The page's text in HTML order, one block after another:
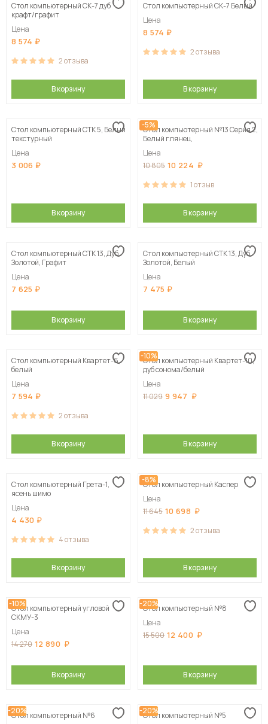
Стол компьютерный СК-7 дуб
крафт/графит
Цена
8 574
2отзыва
В корзину
Стол компьютерный СК-7 Белый
Цена
8 574
2отзыва
В корзину
Стол компьютерный СТК 5, Белый
текстурный
Цена
3 006
В корзину
-5%
Стол компьютерный №13 Серия 2,
Белый глянец
Цена
10 805 10 224
1отзыв
В корзину
Стол компьютерный СТК 13, Дуб
Золотой, Графит
Цена
7 625
В корзину
Стол компьютерный СТК 13, Дуб
Золотой, Белый
Цена
7 475
В корзину
Стол компьютерный Квартет-6,
белый
Цена
7 594
2отзыва
В корзину
-10%
Стол компьютерный Квартет-10,
дуб сонома/белый
Цена
11 029 9 947
В корзину
Стол компьютерный Грета-1,
ясень шимо
Цена
4 430
4отзыва
В корзину
-8%
Стол компьютерный Каспер
Цена
11 645 10 698
2отзыва
В корзину
-10%
Стол компьютерный угловой
СКМУ-3
Цена
14 270 12 890
В корзину
-20%
Стол компьютерный №8
Цена
15 500 12 400
В корзину
-20%
Стол компьютерный №6
-20%
Стол компьютерный №5